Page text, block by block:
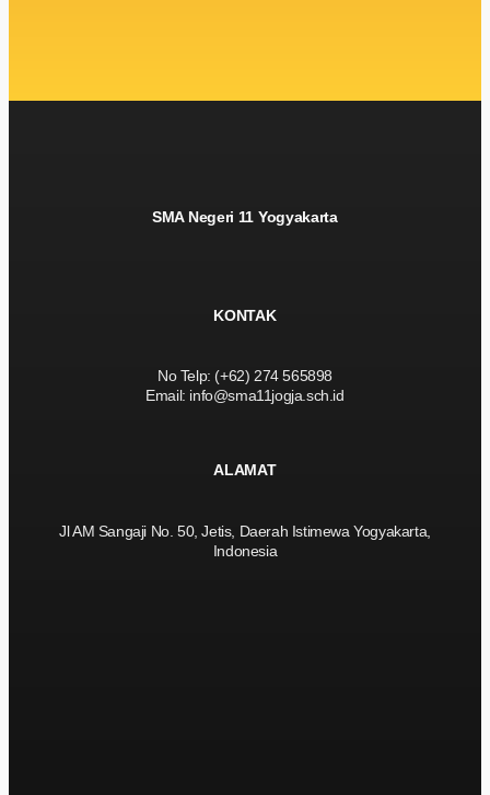
SMA Negeri 11 Yogyakarta
KONTAK
No Telp: (+62) 274 565898
Email: info@sma11jogja.sch.id
ALAMAT
Jl AM Sangaji No. 50, Jetis, Daerah Istimewa Yogyakarta,
Indonesia